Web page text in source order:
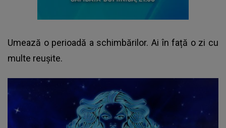
Umează o perioadă a schimbărilor. Ai în față o zi cu
multe reușite.